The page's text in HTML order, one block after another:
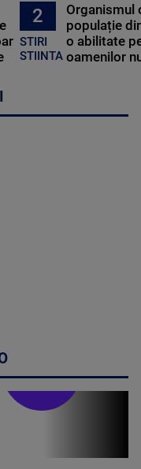
2
STIRI
STIINTA
Organismul
populație
o abilitate
oamenilor